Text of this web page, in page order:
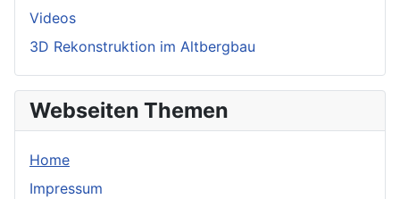
Videos
3D Rekonstruktion im Altbergbau
Webseiten Themen
Home
Impressum